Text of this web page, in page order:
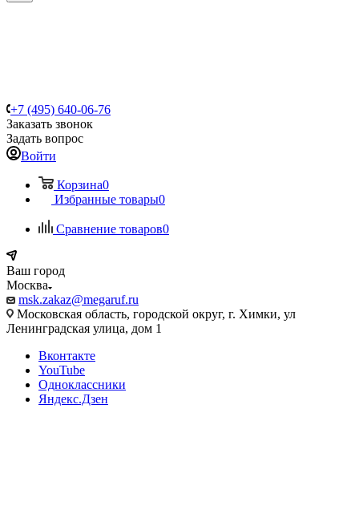
+7 (495) 640-06-76
Заказать звонок
Задать вопрос
Войти
Корзина0
Избранные товары0
Сравнение товаров0
Ваш город
Москва
msk.zakaz@megaruf.ru
Московская область, городской округ, г. Химки, ул
Ленинградская улица, дом 1
Вконтакте
YouTube
Одноклассники
Яндекс.Дзен